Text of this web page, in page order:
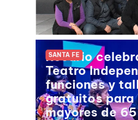
SANTA FE
Rosario
Teatro
funciones y
gratuitos para
mayores de